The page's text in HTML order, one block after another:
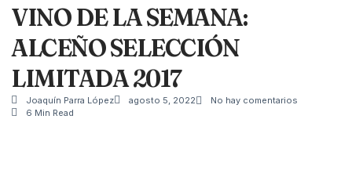
VINO DE LA SEMANA:
ALCEÑO SELECCIÓN
LIMITADA 2017
Joaquín Parra López agosto 5, 2022
No hay comentarios
6 Min Read